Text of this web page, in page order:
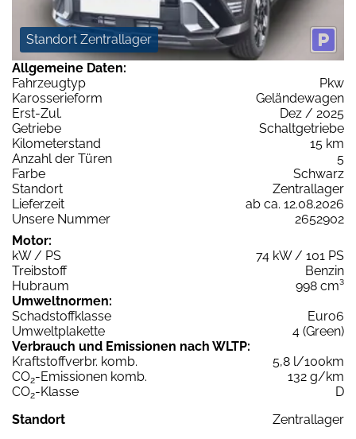
Standort Zentrallager
Allgemeine Daten:
Fahrzeugtyp
Pkw
Karosserieform
Geländewagen
Erst-Zul.
Dez / 2025
Getriebe
Schaltgetriebe
Kilometerstand
15 km
Anzahl der Türen
5
Farbe
Schwarz
Standort
Zentrallager
Lieferzeit
ab ca. 12.08.2026
Unsere Nummer
2652902
Motor:
kW / PS
74 kW / 101 PS
Treibstoff
Benzin
Hubraum
998 cm³
Umweltnormen:
Schadstoffklasse
Euro6
Umweltplakette
4 (Green)
Verbrauch und Emissionen nach WLTP:
Kraftstoffverbr. komb.
5,8 l/100km
CO2-Emissionen komb.
132 g/km
CO2-Klasse
D
Standort
Zentrallager